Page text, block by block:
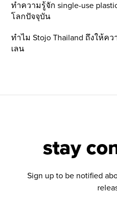
ทำความรู้จัก single-use
โลกปัจจุบัน
ทำไม Stojo Thailand ถึงให้
เลน
stay
Sign up to be notified